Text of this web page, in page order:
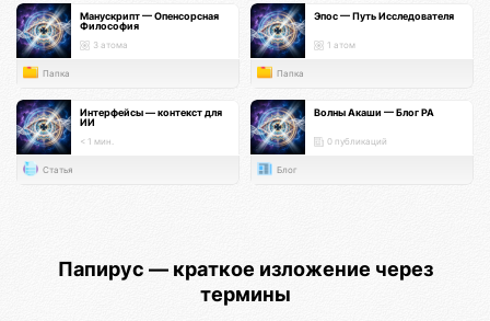
Манускрипт — Опенсорсная
Философия
3 атома
Папка
Эпос — Путь Исследователя
1 атом
Папка
Интерфейсы — контекст для
ИИ
< 1 мин.
Статья
Волны Акаши — Блог РА
0 публикаций
Блог
Папирус — краткое изложение через
термины